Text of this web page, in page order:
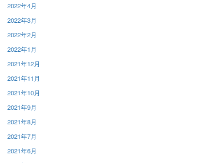
2022年4月
2022年3月
2022年2月
2022年1月
2021年12月
2021年11月
2021年10月
2021年9月
2021年8月
2021年7月
2021年6月